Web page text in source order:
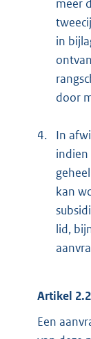
meer
in
door
4.
In
indien
kan
lid,
Artikel
Een